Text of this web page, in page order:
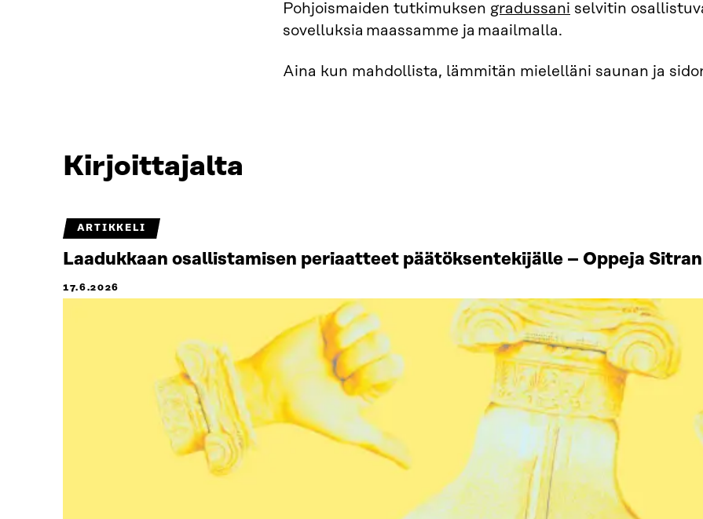
Pohjoismaiden tutkimuksen gradussani selvitin
sovelluksia maassamme ja maailmalla.
Aina kun mahdollista, lämmitän mielelläni saunan ja
Kirjoittajalta
ARTIKKELI
Laadukkaan osallistamisen periaatteet päätöksentekijälle – Oppeja
17.6.2026